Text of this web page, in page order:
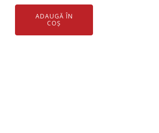
fost:
401 lei.
350 lei.
ADAUGĂ ÎN
COȘ